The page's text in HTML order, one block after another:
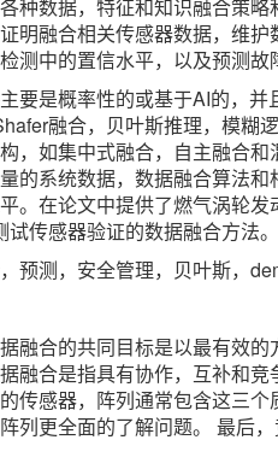
种数据，特征和知识融合策
明融合相关传感器数据，维
测中的置信水平，以及预测故
要是概率性的或基于AI的，
融合，贝叶斯推理，模糊
，如集中式融合，自主融合
的系统数据，数据融合算法
。在论文中提供了燃气涡轮
传感器验证的数据融合方法。
预测，安全管理，贝叶斯，
融合的共同目标是以最有效
融合是指具有协作，互补和
传感器，阵列通常包含这三
列更全面的了解问题。 最后